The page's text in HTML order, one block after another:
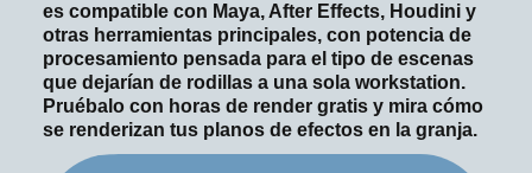
es compatible con Maya, After Effects, Houdini y
otras herramientas principales, con potencia de
procesamiento pensada para el tipo de escenas
que dejarían de rodillas a una sola workstation.
Pruébalo con horas de render gratis y mira cómo
se renderizan tus planos de efectos en la granja.